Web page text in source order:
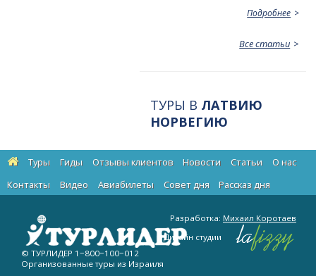
Подробнее
Все статьи
ТУРЫ В ЛАТВИЮ
НОРВЕГИЮ
Туры Гиды Отзывы клиентов Новости Статьи
О нас
Контакты
Видео Авиабилеты Cовет дня Рассказ дня
© ТУРЛИДЕР 1−800−100−012
Организованные туры из Израиля
Разработка: Михаил Коротаев
Дизайн студии